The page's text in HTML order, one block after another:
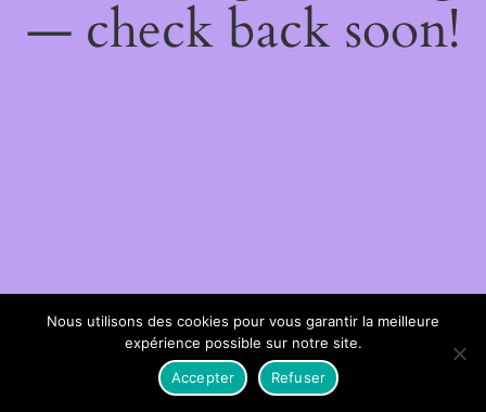
— check back soon!
Nous utilisons des cookies pour vous garantir la meilleure
expérience possible sur notre site.
Accepter
Refuser